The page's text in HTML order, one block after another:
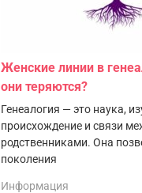
Женские линии в
они теряются?
Генеалогия — это наука,
происхождение и связи
родственниками. Она
поколения
Информация